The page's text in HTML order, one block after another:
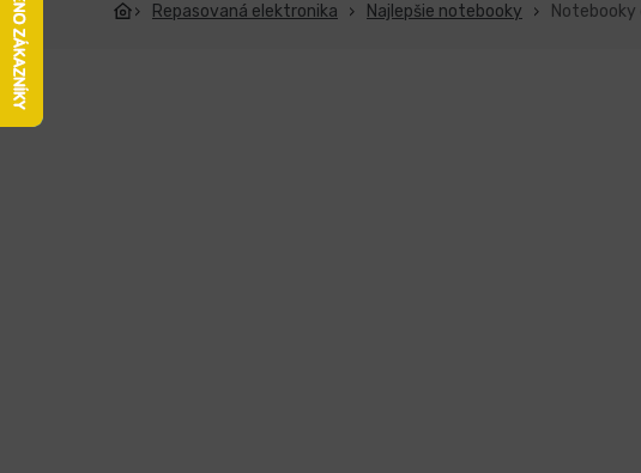
Repasovaná elektronika Najlepšie notebooky Notebooky